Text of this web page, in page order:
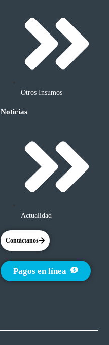
Otros Insumos
Noticias
Actualidad
Contáctanos
Pagos en línea